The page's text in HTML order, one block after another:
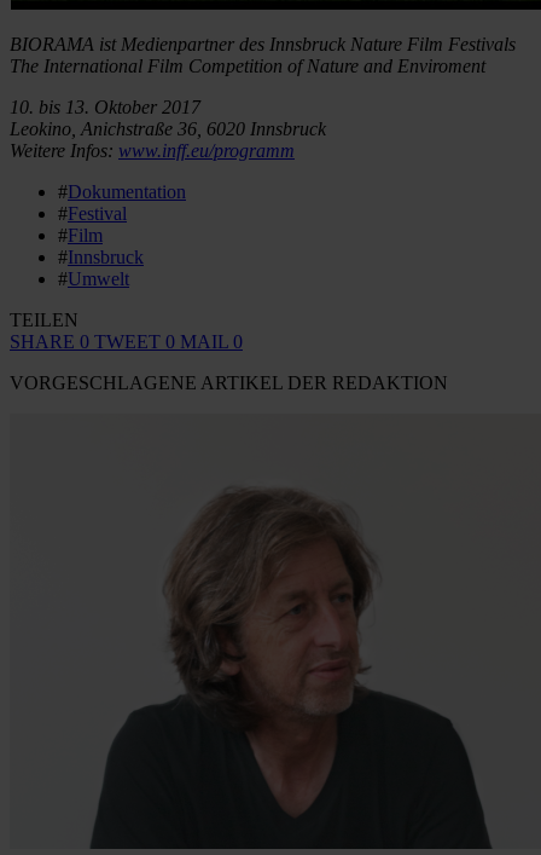
BIORAMA ist Medienpartner des Innsbruck Nature Film Festivals
The International Film Competition of Nature and Enviroment
10. bis 13. Oktober 2017
Leokino, Anichstraße 36, 6020 Innsbruck
Weitere Infos: www.inff.eu/programm
#Dokumentation
#Festival
#Film
#Innsbruck
#Umwelt
TEILEN
SHARE 0 TWEET 0 MAIL 0
VORGESCHLAGENE ARTIKEL DER REDAKTION